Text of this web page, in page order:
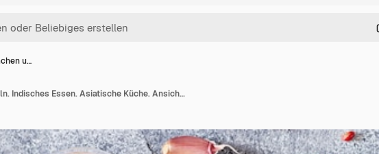
u…
Curry mit Hühnchen und Zwiebeln. Indisches Essen. Asiatische Küche. Ansicht von oben